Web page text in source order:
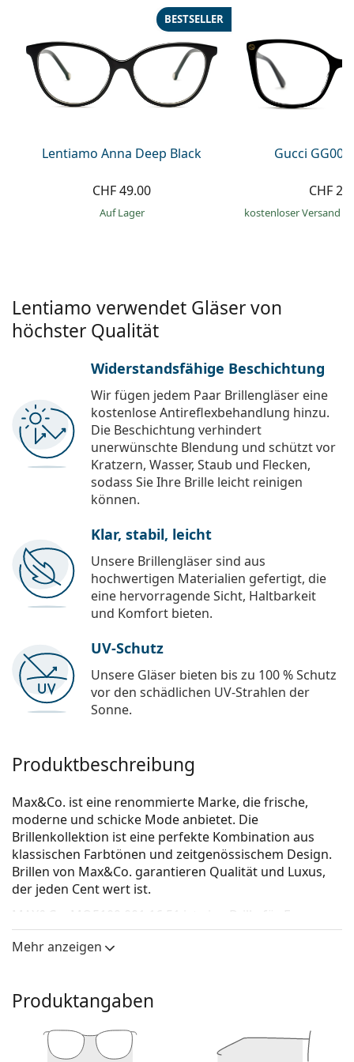
Prada
Alle Marken
Lentiamo Anna Deep Black
BESTSELLER
CHF 49.00
auf Lager
Gucci
CHF
kostenloser Versand
Lentiamo verwendet Gläser von
höchster Qualität
Widerstandsfähige Beschichtung
Wir fügen jedem Paar Brillengläser eine
kostenlose Antireflexbehandlung hinzu.
Die Beschichtung verhindert
unerwünschte Blendung und schützt vor
Kratzern, Wasser, Staub und Flecken,
sodass Sie Ihre Brille leicht reinigen
können.
Klar, stabil, leicht
Unsere Brillengläser sind aus
hochwertigen Materialien gefertigt, die
eine hervorragende Sicht, Haltbarkeit
und Komfort bieten.
UV-Schutz
Unsere Gläser bieten bis zu 100 % Schutz
vor den schädlichen UV-Strahlen der
Sonne.
Produktbeschreibung
Max&Co. ist eine renommierte Marke, die frische,
moderne und schicke Mode anbietet. Die
Brillenkollektion ist eine perfekte Kombination aus
klassischen Farbtönen und zeitgenössischem Design.
Brillen von Max&Co. garantieren Qualität und Luxus,
der jeden Cent wert ist.
MAX&Co. MO5109 001 16 51
ist eine Brille für Frauen.
Brillenfassung
hellbraunem oder schwarzem Haar.
für Menschen mit einer runden, ovalen oder
dreieckigen Gesichtsform.
Mehr anzeigen
Produktangaben